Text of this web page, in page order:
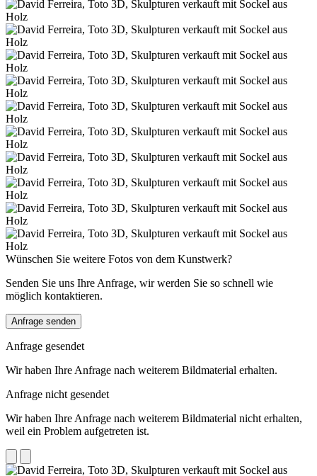
Wünschen Sie weitere Fotos von dem Kunstwerk?
Senden Sie uns Ihre Anfrage, wir werden Sie so schnell wie
möglich kontaktieren.
Anfrage senden
Anfrage gesendet
Wir haben Ihre Anfrage nach weiterem Bildmaterial erhalten.
Anfrage nicht gesendet
Wir haben Ihre Anfrage nach weiterem Bildmaterial nicht erhalten,
weil ein Problem aufgetreten ist.